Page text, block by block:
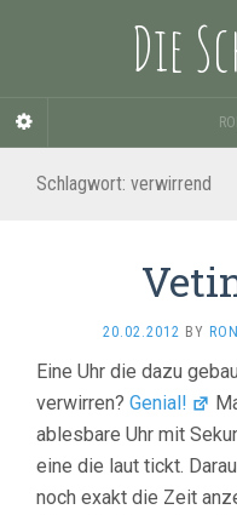
Die
Schlagwort: verwirrend
20.02.2012 BY
Eine Uhr die dazu
verwirren? Genial!
ablesbare Uhr mit
eine die laut tickt.
noch exakt die Zeit